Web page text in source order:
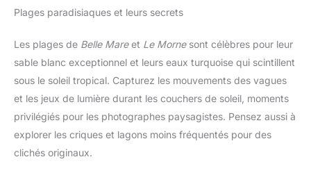
Plages paradisiaques et leurs secrets
Les plages de Belle Mareet Le Mornesont célèbres pour leur
sable blanc exceptionnel et leurs eaux turquoise qui scintillent
sous le soleil tropical. Capturez les mouvements des vagues
et les jeux de lumière durant les couchers de soleil, moments
privilégiés pour les photographes paysagistes. Pensez aussi à
explorer les criques et lagons moins fréquentés pour des
clichés originaux.